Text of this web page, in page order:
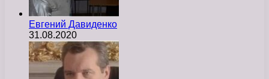
Евгений Давиденко
31.08.2020